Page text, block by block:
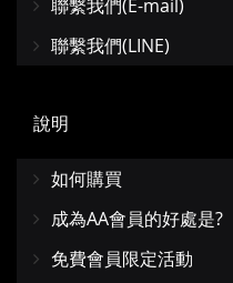
聯繫我們(E-mail)
聯繫我們(LINE)
說明
如何購買
成為AA會員的好處是?
免費會員限定活動